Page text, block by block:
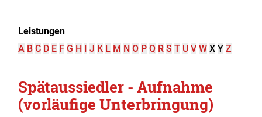
Leistungen
A B C D E F G H I J K L M N O P Q R S T U V W X Y Z
Spätaussiedler - Aufnahme
(vorläufige Unterbringung)